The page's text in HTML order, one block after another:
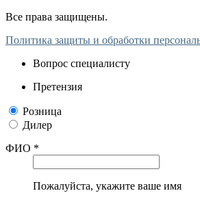
Все права защищены.
Политика защиты и обработки
Вопрос специалисту
Претензия
Розница
Дилер
ФИО *
Пожалуйста, укажите ваше имя